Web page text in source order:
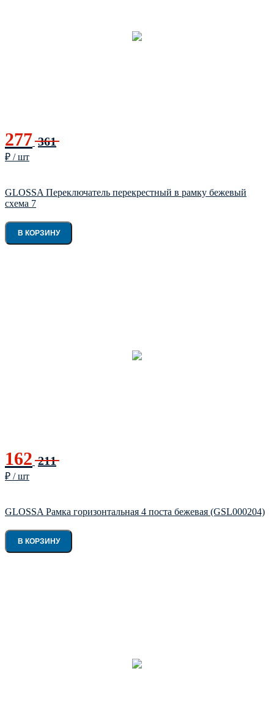
277 361
₽ / шт
GLOSSA Переключатель перекрестный в рамку бежевый
схема 7
В КОРЗИНУ
162 211
₽ / шт
GLOSSA Рамка горизонтальная 4 поста бежевая (GSL000204)
В КОРЗИНУ